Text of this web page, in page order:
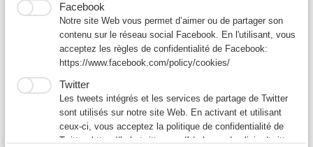
Auteurs B - C▼
Auteurs D-F▼
Auteurs G-L ▼
Auteurs M-O▼
méconnue
Jaime de FIGUEIREDO
(1905 - 1974)
Facebook
Notre site Web vous permet d’aimer ou de partager son
contenu sur le réseau social Facebook. En l'utilisant, vous
acceptez les règles de confidentialité de Facebook:
https://www.facebook.com/policy/cookies/
Twitter
Les tweets intégrés et les services de partage de Twitter
sont utilisés sur notre site Web. En activant et utilisant
ceux-ci, vous acceptez la politique de confidentialité de
Twitter:https://help.twitter.com/fr/rules-and-policies/twitter-